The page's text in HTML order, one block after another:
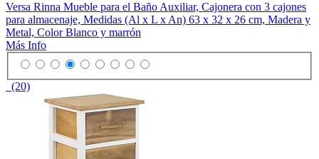
Versa Rinna Mueble para el Baño Auxiliar, Cajonera con 3 cajones
para almacenaje, Medidas (Al x L x An) 63 x 32 x 26 cm, Madera y
Metal, Color Blanco y marrón
Más Info
(20)